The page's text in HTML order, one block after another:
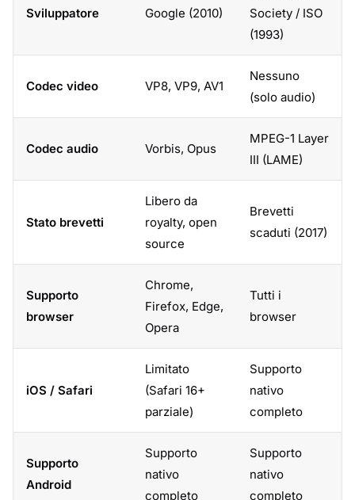
Sviluppatore Google (2010)
Society / ISO
(1993)
Codec video VP8, VP9, AV1
Nessuno
(solo audio)
Codec audio Vorbis, Opus
MPEG-1 Layer
III (LAME)
Stato brevetti
Libero da
royalty, open
source
Brevetti
scaduti (2017)
Supporto
browser
Chrome,
Firefox, Edge,
Opera
Tutti i
browser
iOS / Safari
Limitato
(Safari 16+
parziale)
Supporto
nativo
completo
Supporto
Android
Supporto
nativo
completo
Supporto
nativo
completo